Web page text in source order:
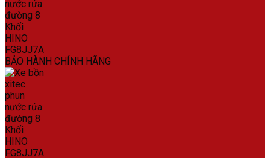
BẢO HÀNH CHÍNH HÃNG